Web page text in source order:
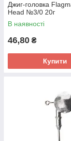
Джиг-головка
Head №3/0 20г
В наявності
46,80 ₴
Купити